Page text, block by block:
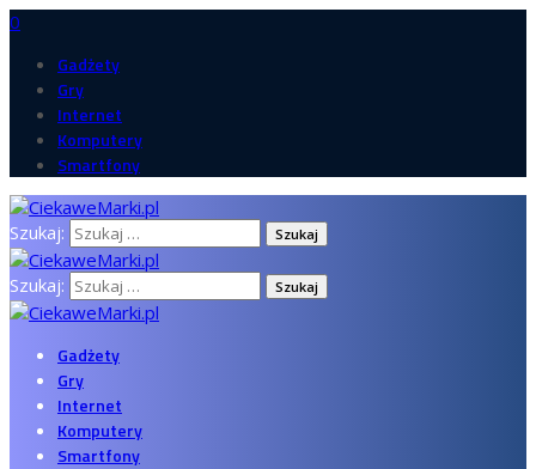
0
Gadżety
Gry
Internet
Komputery
Smartfony
Szukaj:
Szukaj:
Gadżety
Gry
Internet
Komputery
Smartfony